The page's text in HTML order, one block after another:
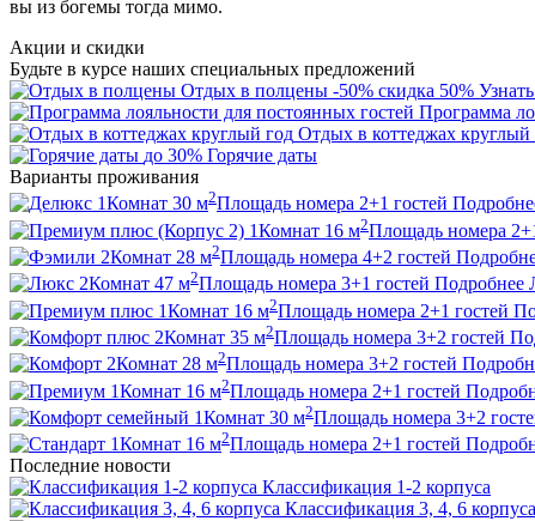
вы из богемы тогда мимо.
Акции и скидки
Будьте в курсе наших специальных предложений
Отдых в полцены -50% скидка 50%
Программа
Отдых в коттеджах круглый
до 30% Горячие даты
Варианты проживания
1Комнат 30 м2Площадь номера 2+1 гостей
1Комнат 16 м2Площадь номера
2Комнат 28 м2Площадь номера 4+2 гостей
2Комнат 47 м2Площадь номера 3+1 гостей Подробнее
1Комнат 16 м2Площадь номера 2+1 гостей
2Комнат 35 м2Площадь номера 3+2 гостей
2Комнат 28 м2Площадь номера 3+2 гостей
1Комнат 16 м2Площадь номера 2+1 гостей
1Комнат 30 м2Площадь номера 3+2
1Комнат 16 м2Площадь номера 2+1 гостей
Последние новости
Классификация 1-2 корпуса
Классификация 3, 4, 6 корпуса